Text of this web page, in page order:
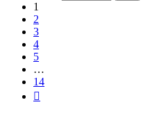
1
2
3
4
5
…
14